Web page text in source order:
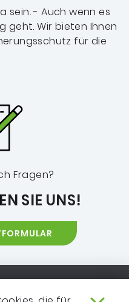
sein. - Auch wenn es
geht. Wir bieten Ihnen
für die
Fragen?
SIE UNS!
EXTRANET